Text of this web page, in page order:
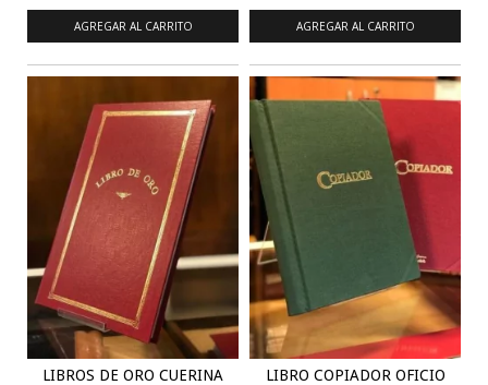
AGREGAR AL CARRITO AGREGAR AL CARRITO
LIBROS DE ORO CUERINA
LIBRO COPIADOR OFICIO